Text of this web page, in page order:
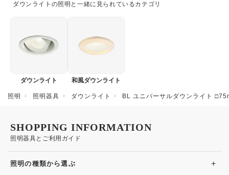
ダウンライトの照明と一緒に見られているカテゴリ
ダウンライト 和風ダウンライト
照明 照明器具 ダウンライト BL ユニバーサルダウンライト
照明器具とご利用ガイド
SHOPPING INFORMATION
照明の種類から選ぶ +